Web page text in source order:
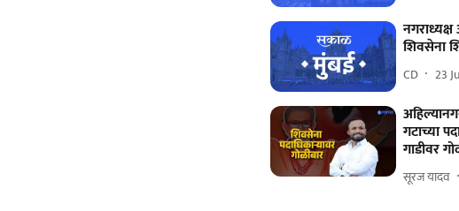
शिवसेना
CD 23
गटाच्या
गाडीवर
सूरज यादव